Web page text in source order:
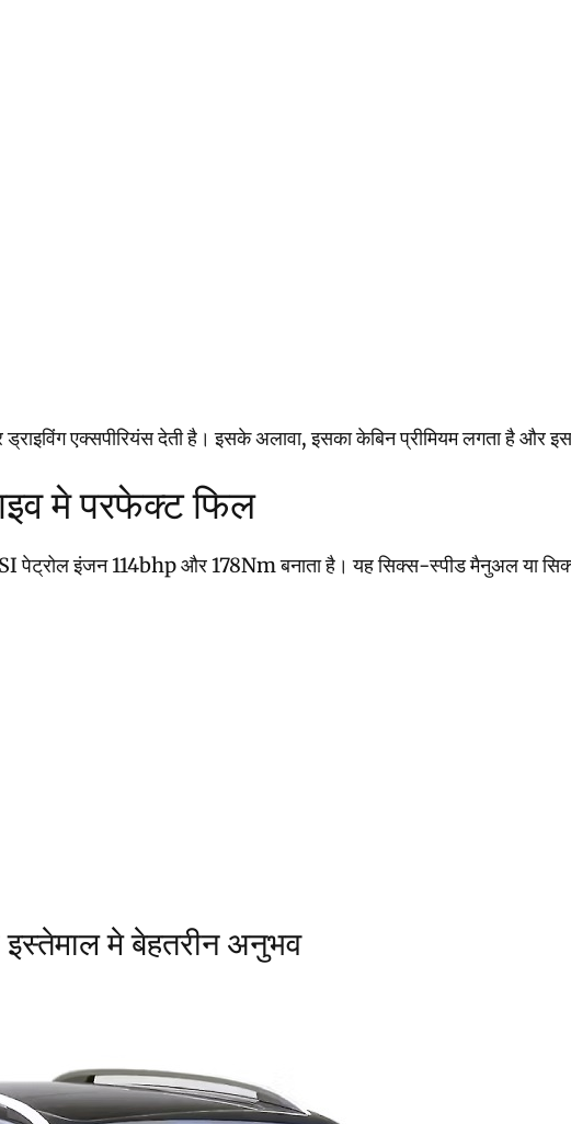
एक्सपीरियंस देती है। इसके अलावा, इसका केबिन प्रीमियम लगता है
मे परफेक्ट फिल
इंजन 114bhp और 178Nm बनाता है। यह सिक्स-स्पीड मैनुअल या सिक्स-
इस्तेमाल मे बेहतरीन अनुभव